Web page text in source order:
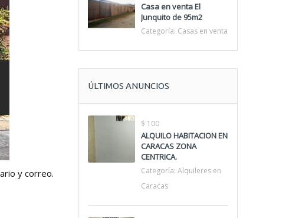
y correo.
Casa en venta El
Junquito de 95m2
Categoría: Casas en venta
ÚLTIMOS ANUNCIOS
$ 100
ALQUILO HABITACION EN
CARACAS ZONA
CENTRICA.
Categoría: Alquileres en
Caracas